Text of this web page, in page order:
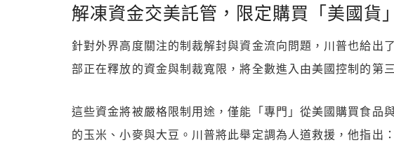
解凍資金交美託管，限定購買「美國貨」
針對外界高度關注的制裁解封與資金流向問題，川普也給出
部正在釋放的資金與制裁寬限，將全數進入由美國控制的第
這些資金將被嚴格限制用途，僅能「專門」從美國購買食品
的玉米、小麥與大豆。川普將此舉定調為人道救援，他指出